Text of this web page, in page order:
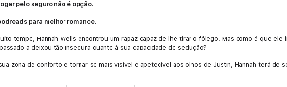
pelo seguro não é opção.
para melhor romance.
tempo, Hannah Wells encontrou um rapaz capaz de lhe tirar o fôlego. Mas como é que ele
a deixou tão insegura quanto à sua capacidade de sedução?
zona de conforto e tornar-se mais visível e apetecível aos olhos de Justin, Hannah terá de